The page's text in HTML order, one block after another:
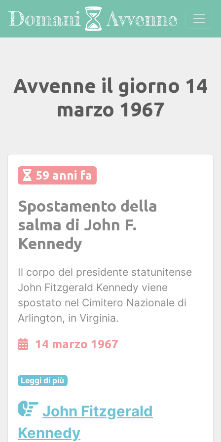
Avvenne il giorno 14
marzo 1967
59 anni fa
Spostamento della
salma di John F.
Kennedy
Il corpo del presidente statunitense
John Fitzgerald Kennedy viene
spostato nel Cimitero Nazionale di
Arlington, in Virginia.
14 marzo 1967
Leggi di più
John Fitzgerald
Kennedy